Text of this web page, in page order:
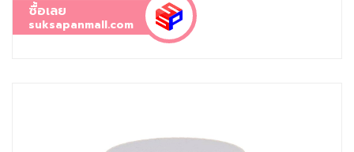
ซื้อเลย
suksapanmall.com